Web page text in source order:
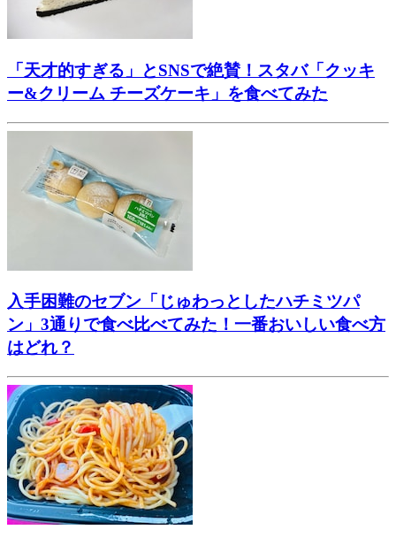
「天才的すぎる」とSNSで絶賛！スタバ「クッキ
ー&クリーム チーズケーキ」を食べてみた
入手困難のセブン「じゅわっとしたハチミツパ
ン」3通りで食べ比べてみた！一番おいしい食べ方
はどれ？